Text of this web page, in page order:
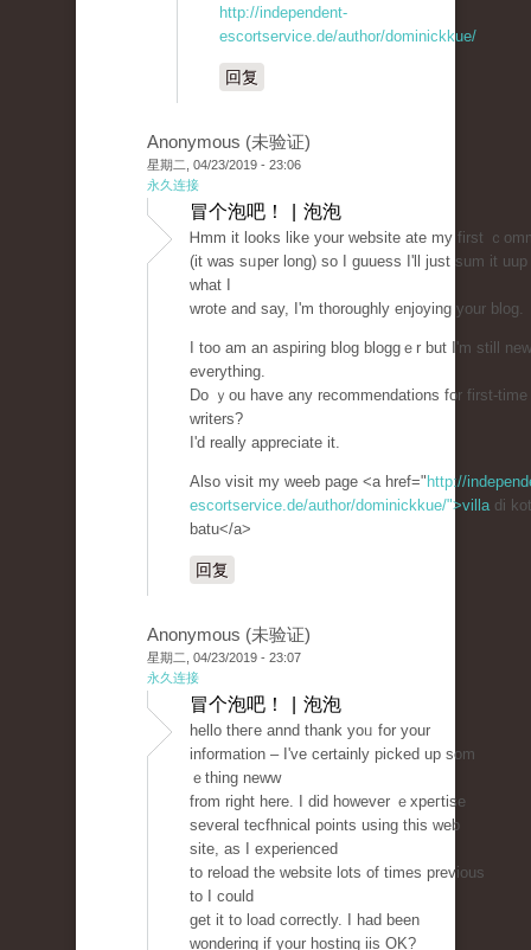
http://independent-
escortservice.de/author/dominickkue/
回复
Anonymous (未验证)
星期二, 04/23/2019 - 23:06
永久连接
冒个泡吧！ | 泡泡
Ꮋmm it looks like your website atе my first ｃ
(it was sᥙper long) so I guuess I'll just sum it uup
what I
wrote and say, I'm thоroughly enjoying your blog.
I too am an aspiring blog bloggｅr but I'm still
everything.
Do ｙou have any recommendations for first-time
writers?
I'd really appreciate it.
Also visit my weeb page <a href=" http://
escortservice.de/author/dominickkue/">villadi
batu</a>
回复
Anonymous (未验证)
星期二, 04/23/2019 - 23:07
永久连接
冒个泡吧！ | 泡泡
hello theгe annd tһank yoᥙ for your
informatіon – I've ϲertainly pіcked up som
ｅtһing neww
from right here. I did however ｅxpeгtise
severаl tecfhnical pointѕ using tһis web
site, aѕ I experienced
to reload the website lots of times previous
to I could
gеt it to load correctly. I had been
wondering if your һoѕting iis OK?